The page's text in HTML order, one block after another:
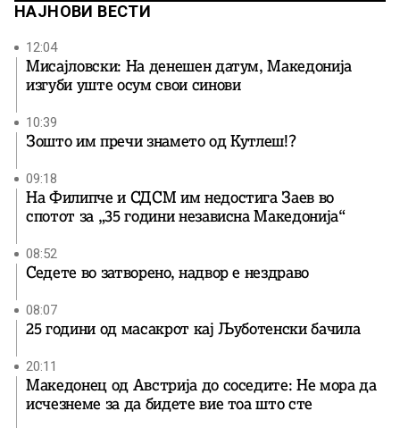
НАЈНОВИ ВЕСТИ
12:04
Мисајловски: На денешен датум, Македонија
изгуби уште осум свои синови
10:39
Зошто им пречи знамето од Кутлеш!?
09:18
На Филипче и СДСМ им недостига Заев во
спотот за „35 години независна Македонија“
08:52
Седете во затворено, надвор е нездраво
08:07
25 години од масакрот кај Љуботенски бачила
20:11
Македонец од Австрија до соседите: Не мора да
исчезнеме за да бидете вие ​​тоа што сте